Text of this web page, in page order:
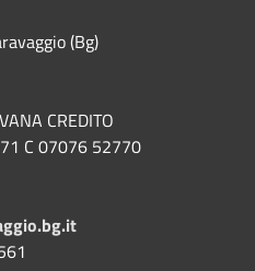
(Bg)
CREDITO
71 C 07076 52770